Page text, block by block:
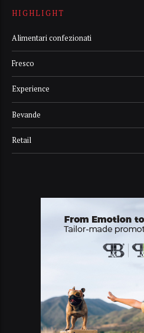
HIGHLIGHT
Alimentari confezionati
Fresco
Experience
Bevande
Retail